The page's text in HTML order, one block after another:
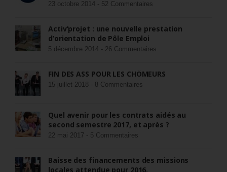
23 octobre 2014 - 52 Commentaires
Activ’projet : une nouvelle prestation
d’orientation de Pôle Emploi
5 décembre 2014 - 26 Commentaires
FIN DES ASS POUR LES CHÔMEURS
15 juillet 2018 - 8 Commentaires
Quel avenir pour les contrats aidés au
second semestre 2017, et après ?
22 mai 2017 - 5 Commentaires
Baisse des financements des missions
locales attendue pour 2016.